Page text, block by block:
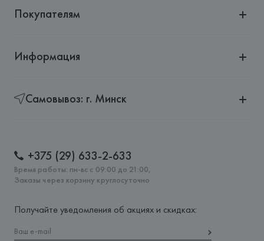
Покупателям
Информация
Самовывоз: г. Минск
+375 (29) 633-2-633
Время работы: пн-вс с 09:00 до 21:00,
Заказы через корзину круглосуточно
Получайте уведомления об акциях и скидках: